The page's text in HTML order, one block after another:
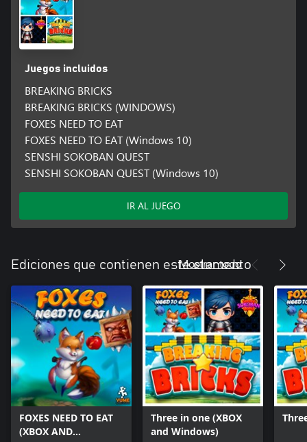
Juegos incluidos
BREAKING BRICKS
BREAKING BRICKS (WINDOWS)
FOXES NEED TO EAT
FOXES NEED TO EAT (Windows 10)
SENSHI SOKOBAN QUEST
SENSHI SOKOBAN QUEST (Windows 10)
IR AL JUEGO
Ediciones que contienen este elemento
Mostrar todo
FOXES NEED TO EAT
(XBOX AND
Three in one (XBOX
and Windows)